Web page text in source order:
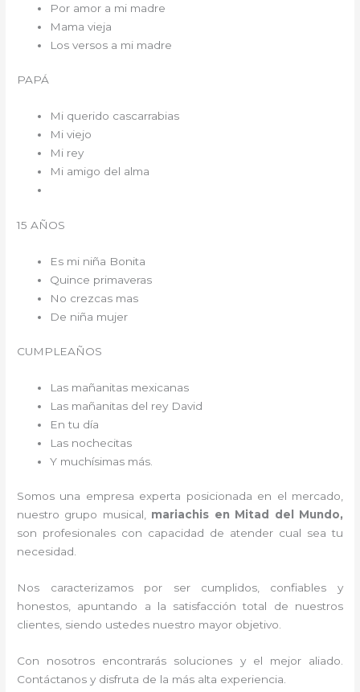
Por amor a mi madre
Mama vieja
Los versos a mi madre
PAPÁ
Mi querido cascarrabias
Mi viejo
Mi rey
Mi amigo del alma
15 AÑOS
Es mi niña Bonita
Quince primaveras
No crezcas mas
De niña mujer
CUMPLEAÑOS
Las mañanitas mexicanas
Las mañanitas del rey David
En tu día
Las nochecitas
Y muchísimas más.
Somos una empresa experta posicionada en el mercado,
nuestro grupo musical, mariachis en Mitad del Mundo,
son profesionales con capacidad de atender cual sea tu
necesidad.
Nos caracterizamos por ser cumplidos, confiables y
honestos, apuntando a la satisfacción total de nuestros
clientes, siendo ustedes nuestro mayor objetivo.
Con nosotros encontrarás soluciones y el mejor aliado.
Contáctanos y disfruta de la más alta experiencia.